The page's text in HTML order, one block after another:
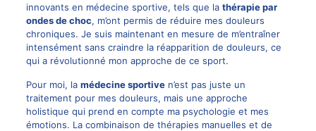
innovants en médecine sportive, tels que la thérapie par
ondes de choc, m’ont permis de réduire mes douleurs
chroniques. Je suis maintenant en mesure de m’entraîner
intensément sans craindre la réapparition de douleurs, ce
qui a révolutionné mon approche de ce sport.
Pour moi, la médecine sportiven’est pas juste un
traitement pour mes douleurs, mais une approche
holistique qui prend en compte ma psychologie et mes
émotions. La combinaison de thérapies manuelles et de